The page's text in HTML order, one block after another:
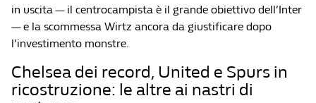
in uscita — il centrocampista è il grande obiettivo dell’Inter
— e la scommessa Wirtz ancora da giustificare dopo
l’investimento monstre.
Chelsea dei record, United e Spurs in
ricostruzione: le altre ai nastri di